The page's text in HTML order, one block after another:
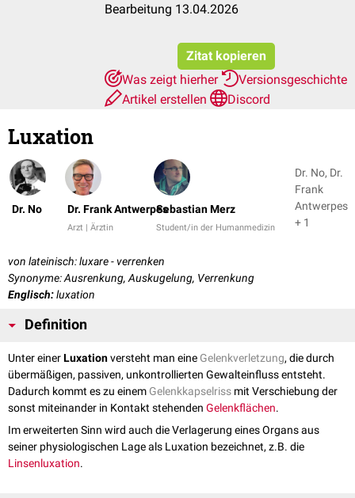
Bearbeitung 13.04.2026
Zitat kopieren
Was zeigt hierher
Versionsgeschichte
Artikel erstellen
Discord
Luxation
Dr. No Dr. Frank Antwerpes
Arzt | Ärztin
Sebastian Merz
Student/in der Humanmedizin
Dr. No, Dr.
Frank
Antwerpes
+ 1
von lateinisch: luxare - verrenken
Synonyme: Ausrenkung, Auskugelung, Verrenkung
Englisch:luxation
Definition
Unter einerLuxationversteht man eine Gelenkverletzung, die durch
übermäßigen, passiven, unkontrollierten Gewalteinfluss entsteht.
Dadurch kommt es zu einem Gelenkkapselriss mit Verschiebung der
sonst miteinander in Kontakt stehenden Gelenkflächen.
Im erweiterten Sinn wird auch die Verlagerung eines Organs aus
seiner physiologischen Lage als Luxation bezeichnet, z.B. die
Linsenluxation.